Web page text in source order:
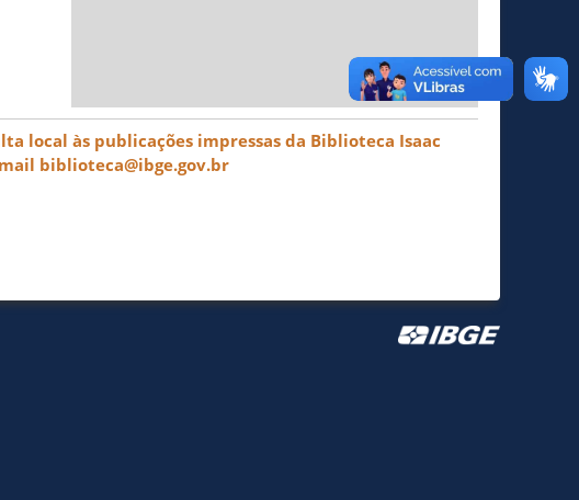
local às publicações impressas da Biblioteca Isaac
biblioteca@ibge.gov.br